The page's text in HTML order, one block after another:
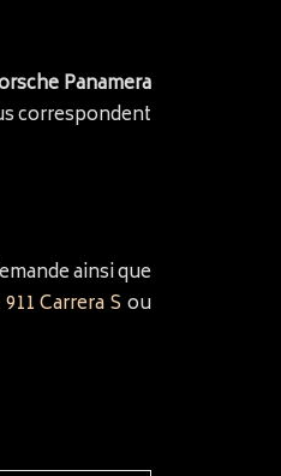
Panamera
correspondent
ainsi que
Carrera Sou